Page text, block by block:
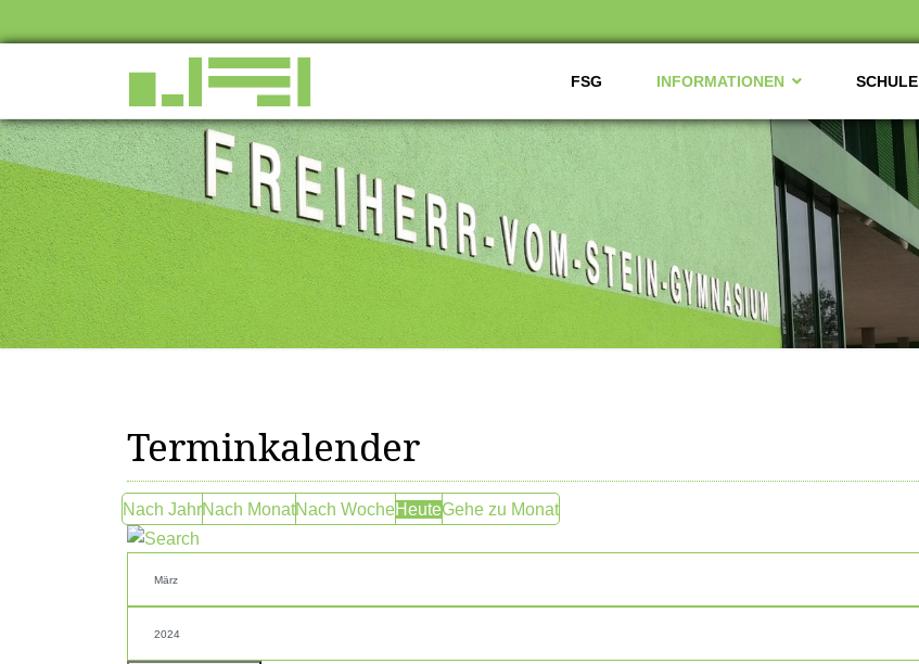
FSG INFORMATIONEN SCHULE
Terminkalender
Nach JahrNach MonatNach WocheHeuteGehe zu Monat